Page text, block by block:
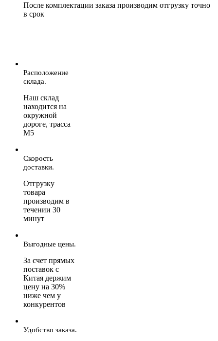
После комплектации заказа производим отгрузку точно
в срок
Расположение
склада.
Наш склад
находится на
окружной
дороге, трасса
М5
Скорость
доставки.
Отгрузку
товара
производим в
течении 30
минут
Выгодные цены.
За счет прямых
поставок с
Китая держим
цену на 30%
ниже чем у
конкурентов
Удобство заказа.